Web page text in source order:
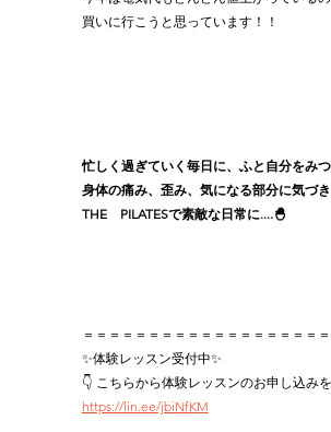
買いに行こうと思っています！！
忙しく過ぎていく毎日に、ふと自分をみ
身体の痛み、歪み、気になる部分に気づ
THE　PILATESで素敵な日常に....🐣
＝＝＝＝＝＝＝＝＝＝＝＝＝＝＝＝＝＝
✨体験レッスン受付中✨
👇 こちらから体験レッスンのお申し込み
https://lin.ee/jbiNfKM